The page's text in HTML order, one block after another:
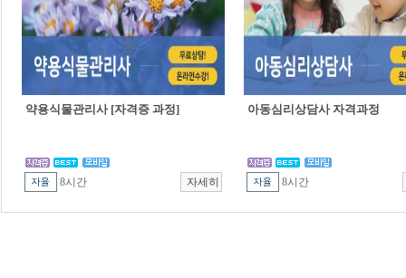
약용식물관리사 [자격증 과정]
8시간
아동심리상담사 자격과정
8시간